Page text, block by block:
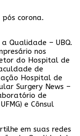
corona.
Qualidade – UBQ.
nos
do Hospital de
de
Hospital de
Surgery News –
de
e Cônsul
em suas redes